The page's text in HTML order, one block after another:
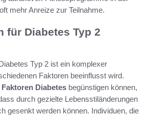
mehr Anreize zur Teilnahme.
für Diabetes Typ 2
Typ 2 ist ein komplexer
Faktoren beeinflusst wird.
Diabetes begünstigen können,
durch gezielte Lebensstiländerungen
gesenkt werden können. Individuen, die